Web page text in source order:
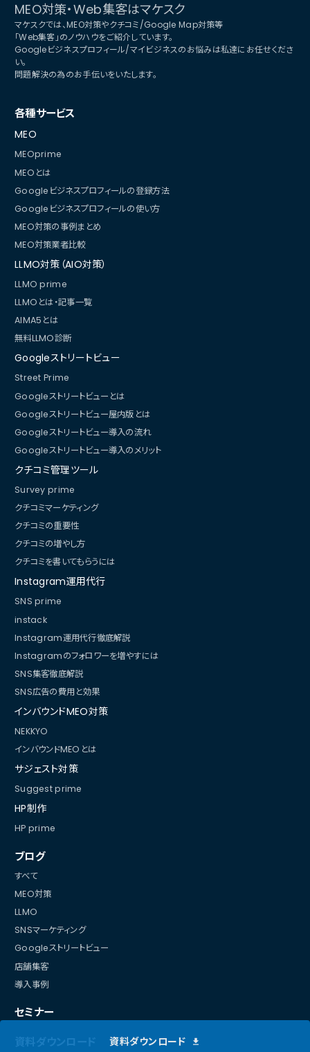
資料ダウンロード
MEO対策・Web集客はマケスク
マケスクでは、MEO対策やクチコミ/Google Map対策等
「Web集客」のノウハウをご紹介しています。
Googleビジネスプロフィール/マイビジネスのお悩みは私達にお任せくださ
い。
問題解決の為のお手伝いをいたします。
各種サービス
MEO
MEOprime
MEOとは
Googleビジネスプロフィールの登録方法
Googleビジネスプロフィールの使い方
MEO対策の事例まとめ
MEO対策業者比較
LLMO対策（AIO対策）
LLMO prime
LLMOとは・記事一覧
AIMA5とは
無料LLMO診断
Googleストリートビュー
Street Prime
Googleストリートビューとは
Googleストリートビュー屋内版とは
Googleストリートビュー導入の流れ
Googleストリートビュー導入のメリット
クチコミ管理ツール
Survey prime
クチコミマーケティング
クチコミの重要性
クチコミの増やし方
クチコミを書いてもらうには
Instagram運用代行
SNS prime
instack
Instagram運用代行徹底解説
Instagramのフォロワーを増やすには
SNS集客徹底解説
SNS広告の費用と効果
インバウンドMEO対策
NEKKYO
インバウンドMEOとは
サジェスト対策
Suggest prime
HP制作
HP prime
ブログ
すべて
MEO対策
LLMO
SNSマーケティング
Googleストリートビュー
店舗集客
導入事例
セミナー
資料ダウンロード